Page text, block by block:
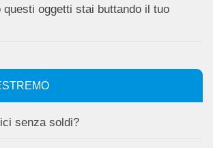
questi oggetti stai buttando il tuo
senza soldi?